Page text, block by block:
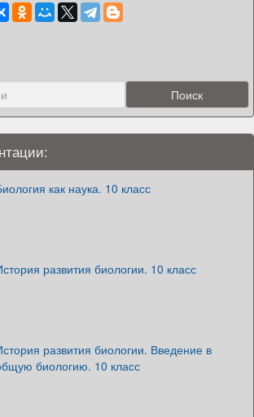
как наука. 10 класс
развития биологии. 10 класс
развития биологии. Введение в
биологию. 10 класс